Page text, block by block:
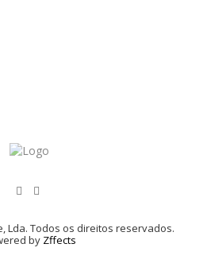
Lda. Todos os direitos reservados.
by Zffects